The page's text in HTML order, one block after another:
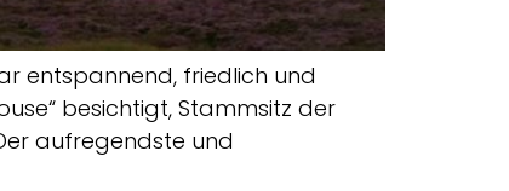
entspannend, friedlich und
besichtigt, Stammsitz der
aufregendste und